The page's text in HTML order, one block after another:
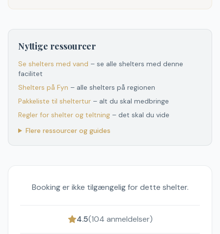
Nyttige ressourcer
Se shelters med vand – se alle shelters med denne
facilitet
Shelters på Fyn – alle shelters på regionen
Pakkeliste til sheltertur – alt du skal medbringe
Regler for shelter og teltning – det skal du vide
Flere ressourcer og guides
Booking er ikke tilgængelig for dette shelter.
4.5(104 anmeldelser)